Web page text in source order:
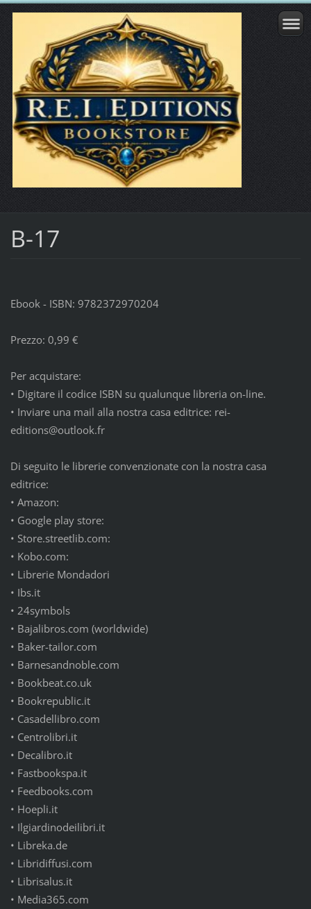
B-17
Ebook - ISBN: 9782372970204
Prezzo: 0,99 €
Per acquistare:
• Digitare il codice ISBN su qualunque libreria on-line.
• Inviare una mail alla nostra casa editrice: rei-
editions@outlook.fr
Di seguito le librerie convenzionate con la nostra casa
editrice:
• Amazon:
• Google play store:
• Store.streetlib.com:
• Kobo.com:
• Librerie Mondadori
• Ibs.it
• 24symbols
• Bajalibros.com (worldwide)
• Baker-tailor.com
• Barnesandnoble.com
• Bookbeat.co.uk
• Bookrepublic.it
• Casadellibro.com
• Centrolibri.it
• Decalibro.it
• Fastbookspa.it
• Feedbooks.com
• Hoepli.it
• Ilgiardinodeilibri.it
• Libreka.de
• Libridiffusi.com
• Librisalus.it
• Media365.com